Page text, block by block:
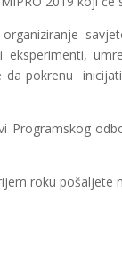
eksperimenti,
pokrenu
Programskog
roku pošaljete